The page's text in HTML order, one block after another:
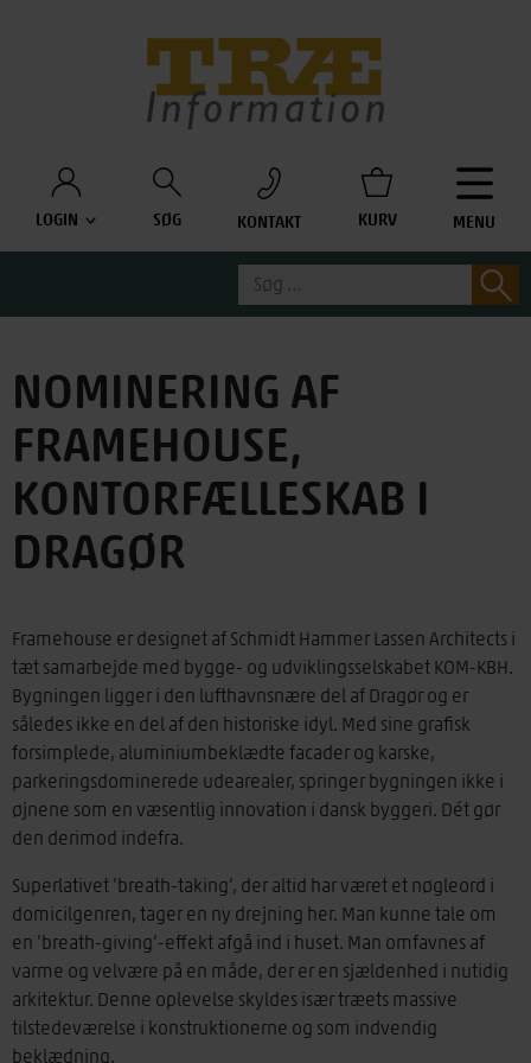
LOGIN SØG KONTAKT KURV MENU
Søg
efter:
NOMINERING AF
FRAMEHOUSE,
KONTORFÆLLESKAB I
DRAGØR
Framehouse er designet af Schmidt Hammer Lassen Architects i
tæt samarbejde med bygge- og udviklingsselskabet KOM-KBH.
Bygningen ligger i den lufthavnsnære del af Dragør og er
således ikke en del af den historiske idyl. Med sine grafisk
forsimplede, aluminiumbeklædte facader og karske,
parkeringsdominerede udearealer, springer bygningen ikke i
øjnene som en væsentlig innovation i dansk byggeri. Dét gør
den derimod indefra.
Superlativet ’breath-taking’, der altid har været et nøgleord i
domicilgenren, tager en ny drejning her. Man kunne tale om
en ’breath-giving’-effekt afgå ind i huset. Man omfavnes af
varme og velvære på en måde, der er en sjældenhed i nutidig
arkitektur. Denne oplevelse skyldes især træets massive
tilstedeværelse i konstruktionerne og som indvendig
beklædning.